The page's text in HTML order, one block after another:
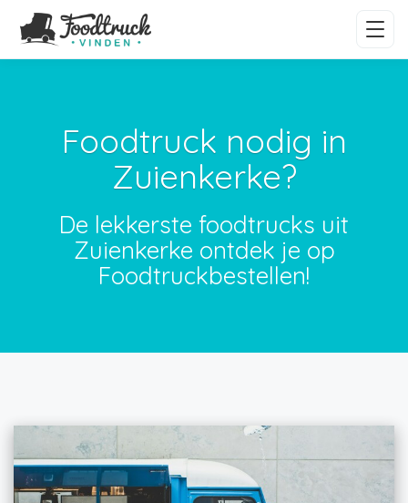
Foodtruck nodig in
Zuienkerke?
De lekkerste foodtrucks uit
Zuienkerke ontdek je op
Foodtruckbestellen!